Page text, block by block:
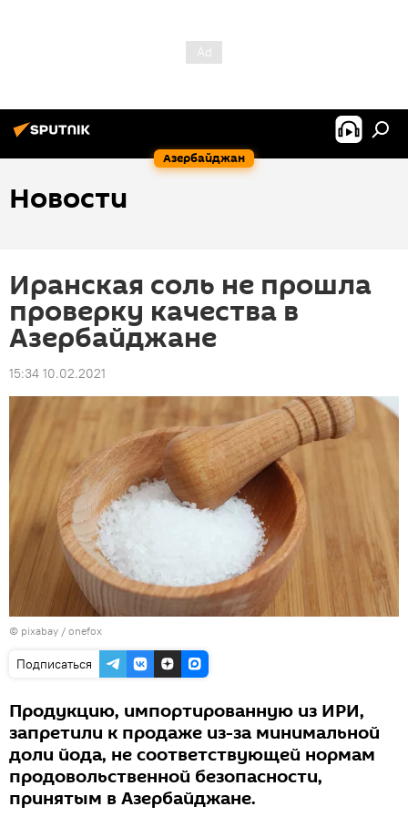
Азербайджан
Новости
Иранская соль не прошла
проверку качества в
Азербайджане
15:34 10.02.2021
© pixabay / onefox
Подписаться
Продукцию, импортированную из ИРИ,
запретили к продаже из-за минимальной
доли йода, не соответствующей нормам
продовольственной безопасности,
принятым в Азербайджане.